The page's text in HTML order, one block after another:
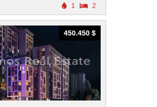
2
1
450.450 $
450.450 $